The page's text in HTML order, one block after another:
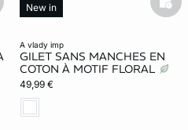
a vlady imp
GILET SANS MANCHES EN
COTON À MOTIF FLORAL
49,99 €
New in